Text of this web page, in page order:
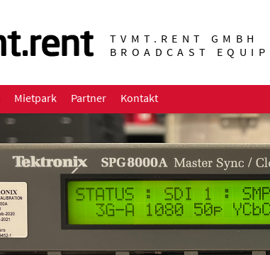
TVMT.RENT GMBH
BROADCAST
Mietpark Partner Kontakt